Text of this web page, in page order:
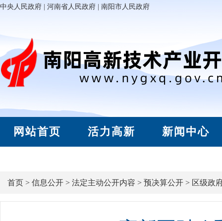
中央人民政府 河南省人民政府 南阳市人民政府
网站首页 活力高新 新闻中心
首页 > 信息公开 > 法定主动公开内容 > 预决算公开 > 区级政